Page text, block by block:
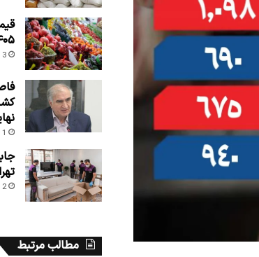
3 ساعت پیش
1 روز پیش
2 روز پیش
مطالب مرتبط